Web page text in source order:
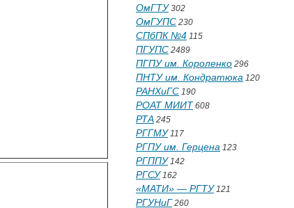
ОмГТУ302
ОмГУПС 230
СПбПК №4 115
ПГУПС 2489
ПГПУ им. Короленко 296
ПНТУ им. Кондратюка 120
РАНХиГС 190
РОАТ МИИТ 608
РТА 245
РГГМУ117
РГПУ им. Герцена 123
РГППУ142
РГСУ162
«МАТИ» — РГТУ121
РГУНиГ 260